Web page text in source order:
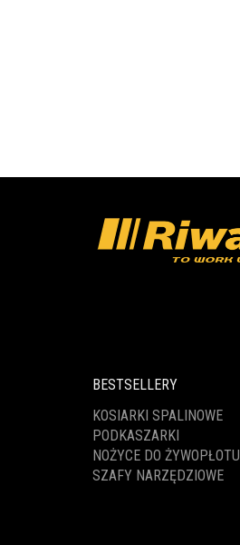
BESTSELLERY
KOSIARKI SPALINOWE
PODKASZARKI
NOŻYCE DO ŻYWOPŁOTU
SZAFY NARZĘDZIOWE